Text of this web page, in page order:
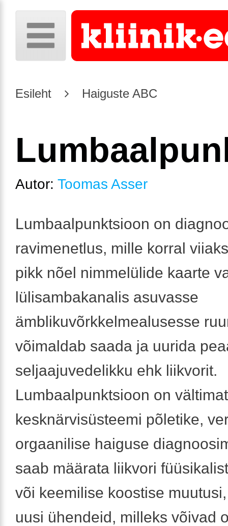
Esileht Haiguste ABC
Autor: Toomas Asser
Lumbaalpunktsioon on
ravimenetlus, mille korral
pikk nõel nimmelülide kaarte
lülisambakanalis asuvasse
ämblikuvõrkkelmealusesse
võimaldab saada ja uurida
seljaajuvedelikku ehk liikvorit.
Lumbaalpunktsioon on
kesknärvisüsteemi põletike,
orgaanilise haiguse
saab määrata liikvori
või keemilise koostise
uusi ühendeid, milleks võivad